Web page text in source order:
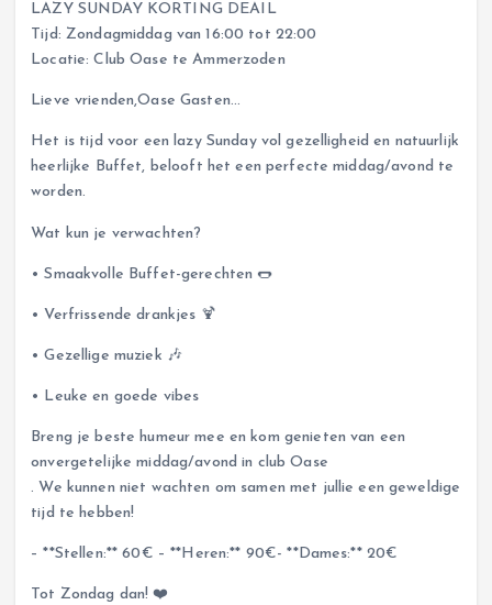
LAZY SUNDAY KORTING DEAIL
Tijd: Zondagmiddag van 16:00 tot 22:00
Locatie: Club Oase te Ammerzoden
Lieve vrienden,Oase Gasten…
Het is tijd voor een lazy Sunday vol gezelligheid en natuurlijk
heerlijke Buffet, belooft het een perfecte middag/avond te
worden.
Wat kun je verwachten?
• Smaakvolle Buffet-gerechten 🌭
• Verfrissende drankjes 🍹
• Gezellige muziek 🎶
• Leuke en goede vibes
Breng je beste humeur mee en kom genieten van een
onvergetelijke middag/avond in club Oase
. We kunnen niet wachten om samen met jullie een geweldige
tijd te hebben!
– **Stellen:** 60€ – **Heren:** 90€- **Dames:** 20€
Tot Zondag dan! ❤️